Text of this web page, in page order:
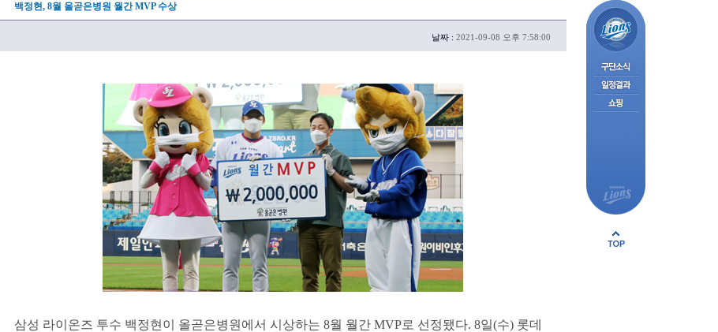
백정현, 8월 올곧은병원 월간 MVP 수상
날짜 : 2021-09-08 오후 7:58:00
삼성 라이온즈 투수 백정현이 올곧은병원에서 시상하는 8월 월간 MVP로 선정됐다. 8일(수) 롯데